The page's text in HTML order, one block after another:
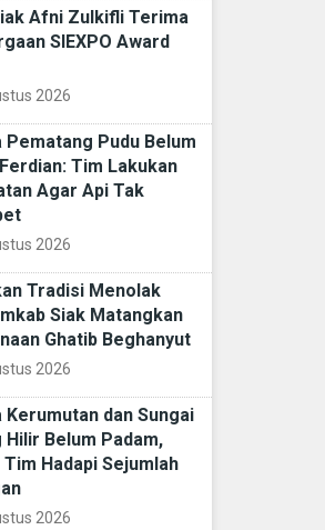
Afni Zulkifli Terima
SIEXPO Award
2026
Pematang Pudu Belum
Tim Lakukan
Agar Api Tak
2026
Tradisi Menolak
Siak Matangkan
Ghatib Beghanyut
2026
Kerumutan dan Sungai
Hilir Belum Padam,
Tim Hadapi Sejumlah
2026